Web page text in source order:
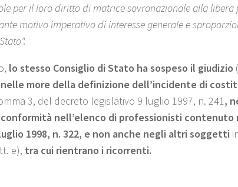
per il loro diritto di matrice sovranazionale alla
motivo imperativo di interesse generale e
lo stesso Consiglio di Stato ha sospeso il giudizio
nelle more della definizione dell’incidente di
3, del decreto legislativo 9 luglio 1997, n. 241 ,
nell’elenco di professionisti
1998, n. 322, e non anche negli altri soggetti
e), tra cui rientrano i ricorrenti.